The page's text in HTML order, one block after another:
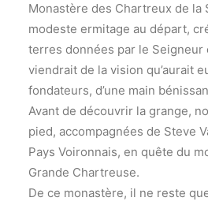
Monastère des Chartreux de la
modeste ermitage au départ,
terres données par le Seigneur
viendrait de la vision qu’aurait
fondateurs, d’une main
Avant de découvrir la grange,
pied, accompagnées de Steve
Pays Voironnais, en quête du
Grande Chartreuse.
De ce monastère, il ne reste